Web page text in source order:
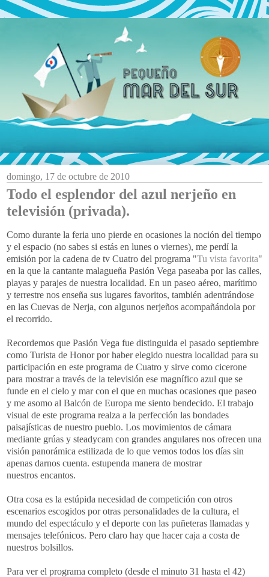
domingo, 17 de octubre de 2010
Todo el esplendor del azul nerjeño en
televisión (privada).
Como durante la feria uno pierde en ocasiones la noción del tiempo
y el espacio (no sabes si estás en lunes o viernes), me perdí la
emisión por la cadena de tv Cuatro del programa "Tu vista favorita"
en la que la cantante malagueña Pasión Vega paseaba por las calles,
playas y parajes de nuestra localidad. En un paseo aéreo, marítimo
y terrestre nos enseña sus lugares favoritos, también adentrándose
en las Cuevas de Nerja, con algunos nerjeños acompañándola por
el recorrido.
Recordemos que Pasión Vega fue distinguida el pasado septiembre
como Turista de Honor por haber elegido nuestra localidad para su
participación en este programa de Cuatro y sirve como cicerone
para mostrar a través de la televisión ese magnífico azul que se
funde en el cielo y mar con el que en muchas ocasiones que paseo
y me asomo al Balcón de Europa me siento bendecido. El trabajo
visual de este programa realza a la perfección las bondades
paisajísticas de nuestro pueblo. Los movimientos de cámara
mediante grúas y steadycam con grandes angulares nos ofrecen una
visión panorámica estilizada de lo que vemos todos los días sin
apenas darnos cuenta. estupenda manera de mostrar
nuestros encantos.
Otra cosa es la estúpida necesidad de competición con otros
escenarios escogidos por otras personalidades de la cultura, el
mundo del espectáculo y el deporte con las puñeteras llamadas y
mensajes telefónicos. Pero claro hay que hacer caja a costa de
nuestros bolsillos.
Para ver el programa completo (desde el minuto 31 hasta el 42)